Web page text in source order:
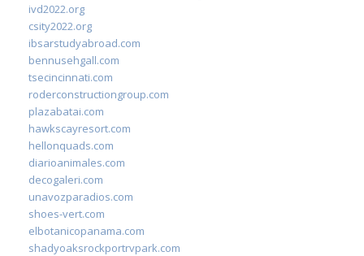
ivd2022.org
csity2022.org
ibsarstudyabroad.com
bennusehgall.com
tsecincinnati.com
roderconstructiongroup.com
plazabatai.com
hawkscayresort.com
hellonquads.com
diarioanimales.com
decogaleri.com
unavozparadios.com
shoes-vert.com
elbotanicopanama.com
shadyoaksrockportrvpark.com